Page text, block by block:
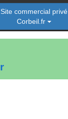
Site commercial privé
Corbeil.fr